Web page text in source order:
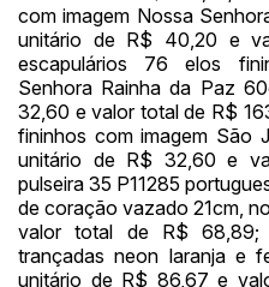
com imagem Nossa
unitário de R$ 40,20 e
escapulários 76 elos
Senhora Rainha da Paz
32,60 e valor total de R$
fininhos com imagem São
unitário de R$ 32,60 e
pulseira 35 P11285
de coração vazado 21cm,
valor total de R$ 68,89;
trançadas neon laranja e
unitário de R$ 86,67 e
Envie sua Proposta
Histórico de
Habilite-se para
propostas